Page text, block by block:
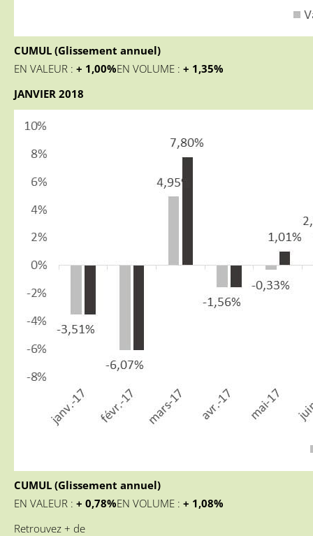
CUMUL (Glissement annuel)
EN VALEUR : + 1,00%EN VOLUME : + 1,35%
JANVIER 2018
CUMUL (Glissement annuel)
EN VALEUR : + 0,78%EN VOLUME : + 1,08%
Retrouvez + de